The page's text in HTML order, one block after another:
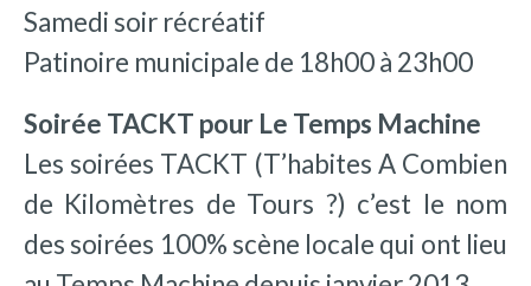
Samedi soir récréatif
Patinoire municipale de 18h00 à 23h00
Soirée TACKT pour Le Temps Machine
Les soirées TACKT (T’habites A Combien
de Kilomètres de Tours ?) c’est le nom
des soirées 100% scène locale qui ont lieu